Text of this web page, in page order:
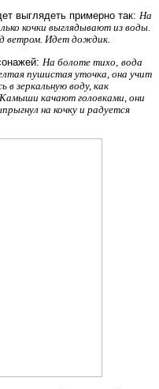
выглядеть примерно так: На
кочки выглядывают из воды.
ветром. Идет дождик.
На болоте тихо, вода
пушистая уточка, она учит
в зеркальную воду, как
Камыши качают головками, они
на кочку и радуется